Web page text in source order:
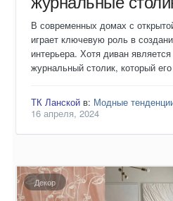
В современных домах с
играет ключевую роль в
интерьера. Хотя диван
журнальный столик, который
ТК Ланской в: Модные
16 апреля, 2024
Декор